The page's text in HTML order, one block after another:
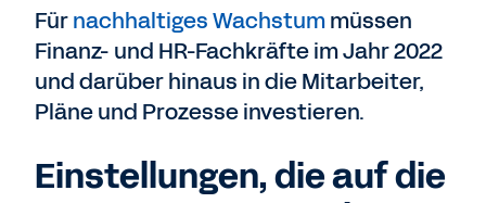
Fürnachhaltiges Wachstummüssen
Finanz- und HR-Fachkräfte im Jahr 2022
und darüber hinaus in die Mitarbeiter,
Pläne und Prozesse investieren.
Einstellungen, die auf die